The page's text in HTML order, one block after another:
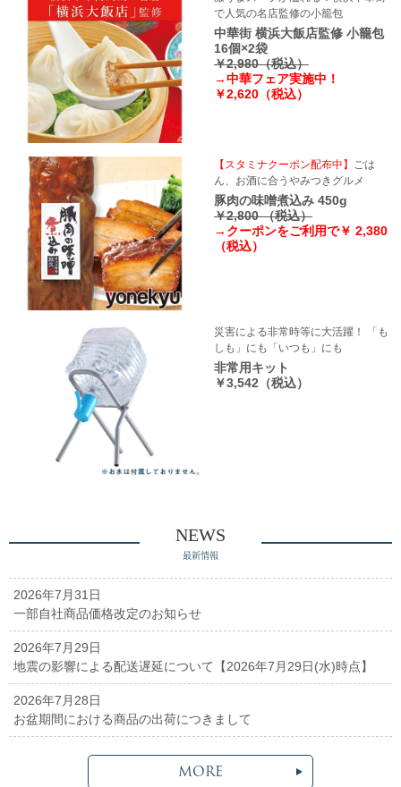
で人気の名店監修の小籠包
中華街 横浜大飯店監修 小籠包
16個×2袋
￥2,980（税込）
→中華フェア実施中！
￥2,620（税込）
【スタミナクーポン配布中】
ごは
ん、お酒に合うやみつきグルメ
豚肉の味噌煮込み 450g
￥2,800 （税込）
→クーポンをご利用で￥ 2,380
（税込）
災害による非常時等に大活躍！ 「も
しも」にも「いつも」にも
非常用キット
￥3,542（税込）
NEWS
最新情報
2026年7月31日
一部自社商品価格改定のお知らせ
2026年7月29日
地震の影響による配送遅延について【2026年7月29日(水)時点】
2026年7月28日
お盆期間における商品の出荷につきまして
MORE